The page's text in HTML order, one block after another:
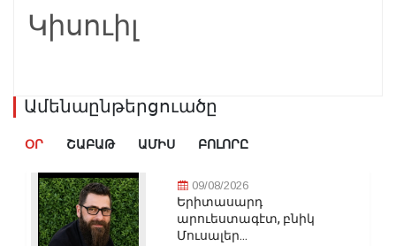
Կիսուիլ
Ամենաընթերցուածը
ՕՐ ՇԱԲԱԹ ԱՄԻՍ ԲՈԼՈՐԸ
09/08/2026
Երիտասարդ
արուեստագէտ, բնիկ
Մուսալեր...